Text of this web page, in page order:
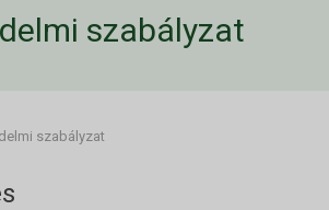
szabályzat
szabályzat